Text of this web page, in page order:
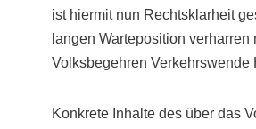
ist hiermit nun Rechtsklarheit
langen Warteposition
Volksbegehren Verkehrswende
Konkrete Inhalte des über das